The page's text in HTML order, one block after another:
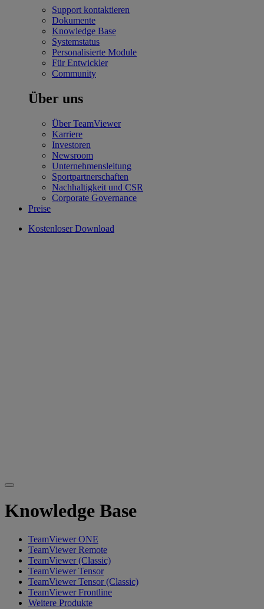
Support kontaktieren
Dokumente
Knowledge Base
Systemstatus
Personalisierte Module
Für Entwickler
Community
Über uns
Über TeamViewer
Karriere
Investoren
Newsroom
Unternehmensleitung
Sportpartnerschaften
Nachhaltigkeit und CSR
Corporate Governance
Preise
Kostenloser Download
Knowledge Base
TeamViewer ONE
TeamViewer Remote
TeamViewer (Classic)
TeamViewer Tensor
TeamViewer Tensor (Classic)
TeamViewer Frontline
Weitere Produkte